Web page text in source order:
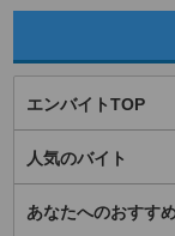
エンバイトTOP
人気のバイト
あなたへのおすす